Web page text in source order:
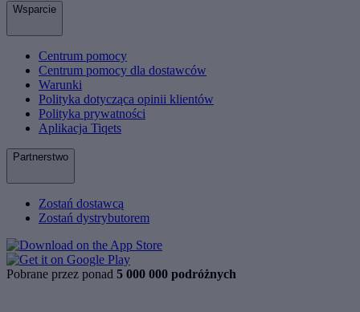
Wsparcie
Centrum pomocy
Centrum pomocy dla dostawców
Warunki
Polityka dotycząca opinii klientów
Polityka prywatności
Aplikacja Tiqets
Partnerstwo
Zostań dostawcą
Zostań dystrybutorem
Pobrane przez ponad 5 000 000 podróżnych